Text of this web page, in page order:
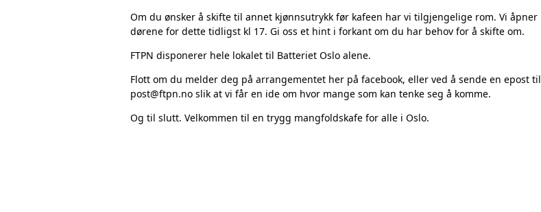
Om du ønsker å skifte til annet kjønnsutrykk før kafeen har vi tilgjengelige rom. Vi åpner
dørene for dette tidligst kl 17. Gi oss et hint i forkant om du har behov for å skifte om.
FTPN disponerer hele lokalet til Batteriet Oslo alene.
Flott om du melder deg på arrangementet her på facebook, eller ved å sende en epost til
post@ftpn.no slik at vi får en ide om hvor mange som kan tenke seg å komme.
Og til slutt. Velkommen til en trygg mangfoldskafe for alle i Oslo.